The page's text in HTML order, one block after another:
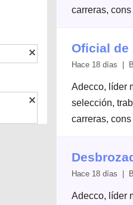
carreras, cons
Oficial de
Hace 18 días |
Adecco, líder
selección,
carreras, cons
Hace 18 días |
Adecco, líder